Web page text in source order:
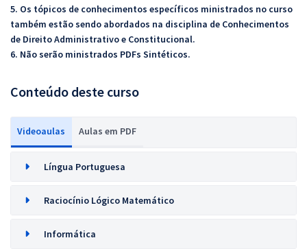
5. Os tópicos de conhecimentos específicos ministrados no curso
também estão sendo abordados na disciplina de Conhecimentos
de Direito Administrativo e Constitucional.
6. Não serão ministrados PDFs Sintéticos.
Conteúdo deste curso
Videoaulas Aulas em PDF
Língua Portuguesa
Raciocínio Lógico Matemático
Informática